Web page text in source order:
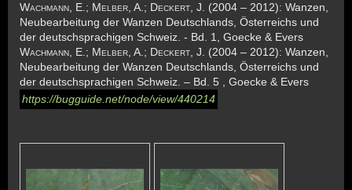
Wachmann, E.; Melber, A.; Deckert, J . (2004 – 2012): Wanzen,
Neubearbeitung der Wanzen Deutschlands, Österreichs und
der deutschsprachigen Schweiz. - Bd. 1, Goecke & Evers
Wachmann, E.; Melber, A.; Deckert, J . (2004 – 2012): Wanzen,
Neubearbeitung der Wanzen Deutschlands, Österreichs und
der deutschsprachigen Schweiz. – Bd. 5 , Goecke & Evers
https://bugguide.net/node/view/440214